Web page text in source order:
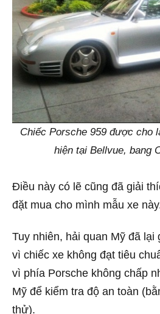
Chiếc Porsche 959 được cho
hiện tại Bellvue, bang
Điều này có lẽ cũng đã giải
đặt mua cho mình mẫu xe
Tuy nhiên, hải quan Mỹ đã lại
vì chiếc xe không đạt tiêu
vì phía Porsche không chấp
Mỹ để kiểm tra độ an toàn
thử).